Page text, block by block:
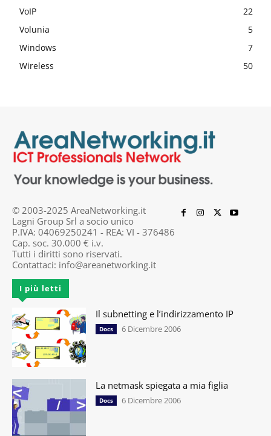
VoIP
22
Volunia
5
Windows
7
Wireless
50
© 2003-2025 AreaNetworking.it
Lagni Group Srl a socio unico
P.IVA: 04069250241 - REA: VI - 376486
Cap. soc. 30.000 € i.v.
Tutti i diritti sono riservati.
Contattaci: info@areanetworking.it
I più letti
Il subnetting e l’indirizzamento IP
Docs 6 Dicembre 2006
La netmask spiegata a mia figlia
Docs 6 Dicembre 2006